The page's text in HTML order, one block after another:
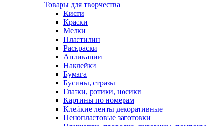
Товары для творчества
Кисти
Краски
Мелки
Пластилин
Раскраски
Апликации
Наклейки
Бумага
Бусины, стразы
Глазки, ротики, носики
Картины по номерам
Клейкие ленты декоративные
Пенопластовые заготовки